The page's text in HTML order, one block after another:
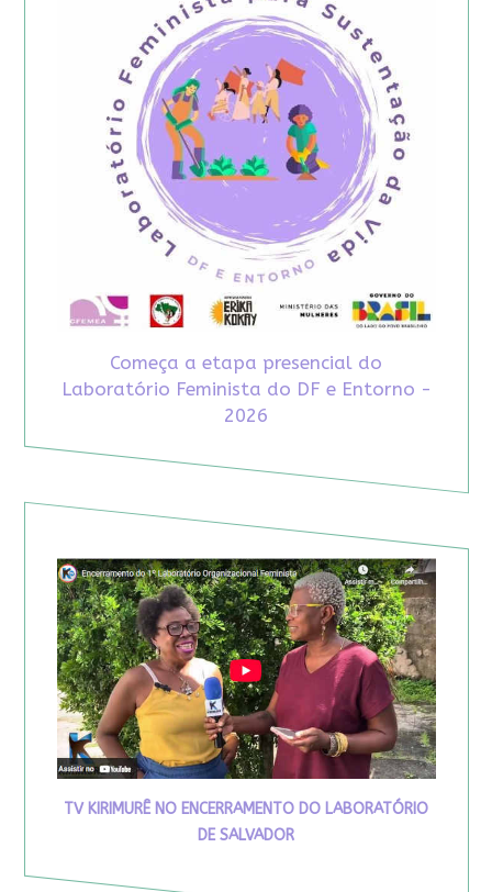
Começa a etapa presencial do
Laboratório Feminista do DF e Entorno -
2026
TV KIRIMURÊ NO ENCERRAMENTO DO LABORATÓRIO
DE SALVADOR